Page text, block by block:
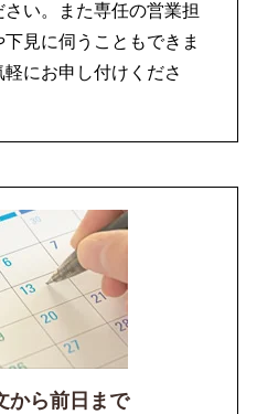
い。また専任の営業担
見に伺うこともできま
にお申し付けくださ
から前日まで